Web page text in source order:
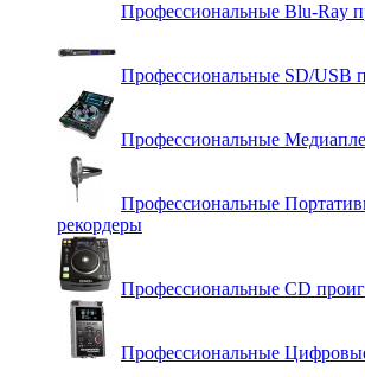
Профессиональные Blu-Ray
Профессиональные SD/USB
Профессиональные
Профессиональные
рекордеры
Профессиональные СD
Профессиональные